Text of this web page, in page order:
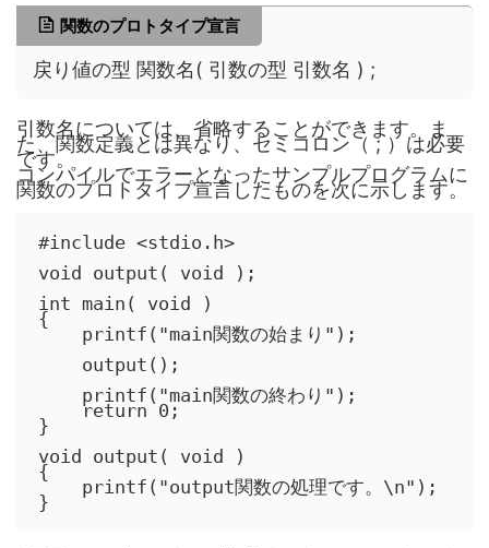
関数のプロトタイプ宣言
戻り値の型 関数名( 引数の型 引数名 ) ;
引数名については、省略することができます。ま
た、関数定義とは異なり、セミコロン（ ; ）は必要
です。
コンパイルでエラーとなったサンプルプログラムに
関数のプロトタイプ宣言したものを次に示します。
#include <stdio.h>
void output( void );
int main( void )
{
    printf("main関数の始まり");
    output();
    printf("main関数の終わり");
    return 0;
}
void output( void )
{
    printf("output関数の処理です。\n");
}